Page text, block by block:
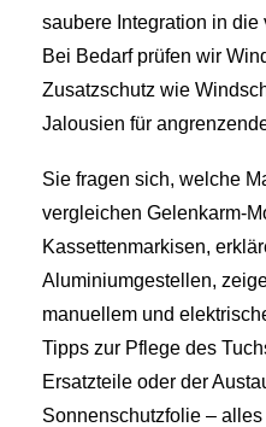
saubere Integration in
Bei Bedarf prüfen wir
Zusatzschutz wie
Jalousien für
Sie fragen sich, welche
vergleichen Gelenkarm-
Kassettenmarkisen,
Aluminiumgestellen,
manuellem und
Tipps zur Pflege des
Ersatzteile oder der
Sonnenschutzfolie –